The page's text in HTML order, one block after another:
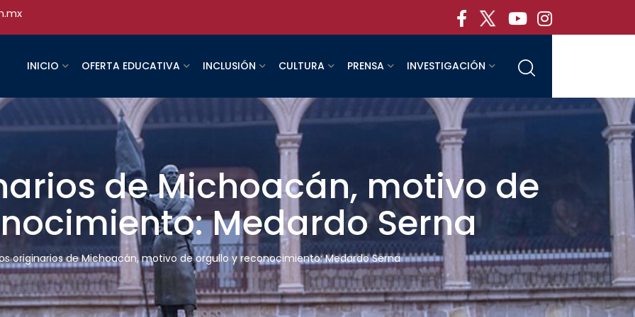
INICIO OFERTA EDUCATIVA INCLUSIÓN CULTURA PRENSA INVESTIGACIÓN
de Michoacán, motivo de
Medardo Serna
originarios de Michoacán, motivo de orgullo y reconocimiento: Medardo Serna